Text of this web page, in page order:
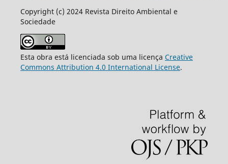
Copyright (c) 2024 Revista Direito Ambiental e
Sociedade
Esta obra está licenciada sob uma licença Creative
Commons Attribution 4.0 International License.